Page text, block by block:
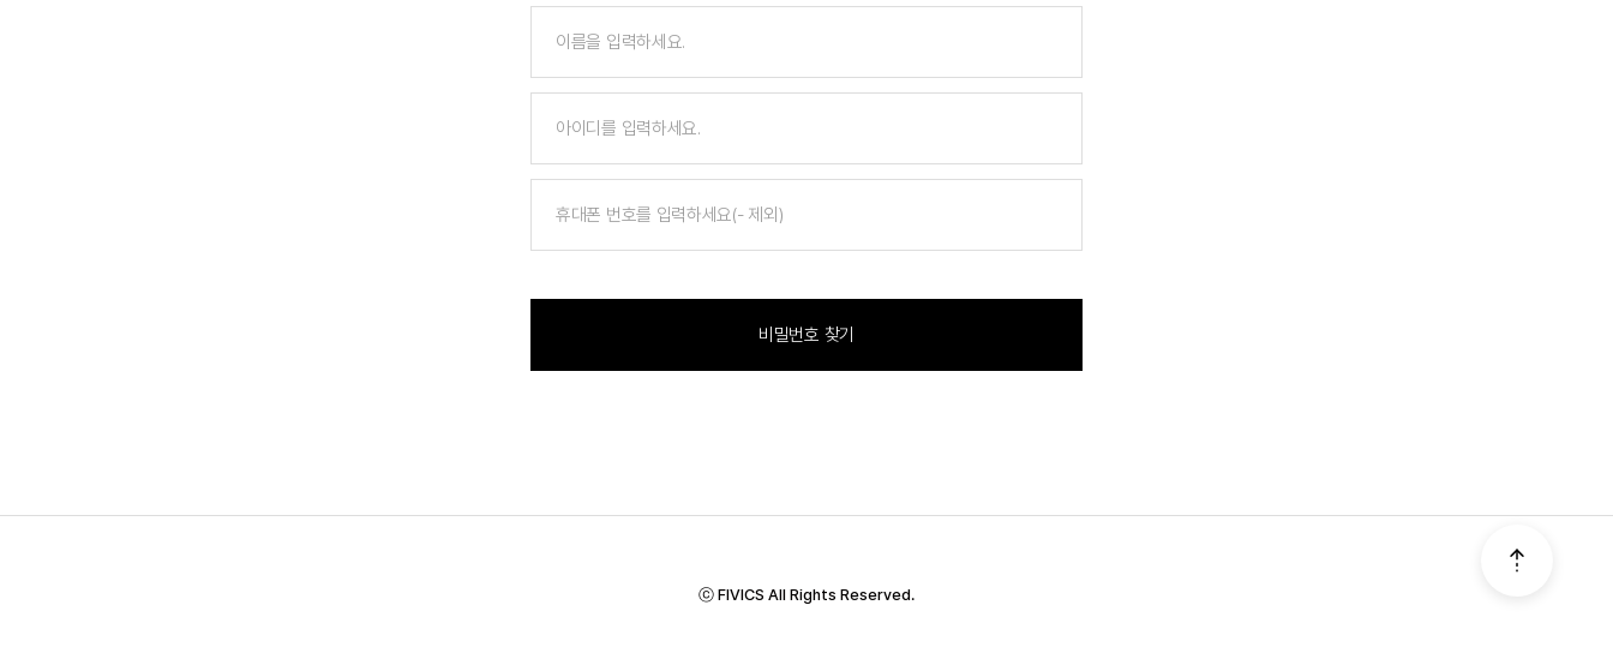
비밀번호 찾기
ⓒ FIVICS All Rights Reserved.